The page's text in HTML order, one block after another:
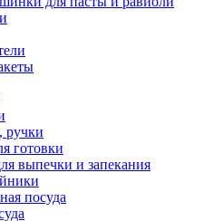
ручки
готовки
выпечки и запекания
посуда